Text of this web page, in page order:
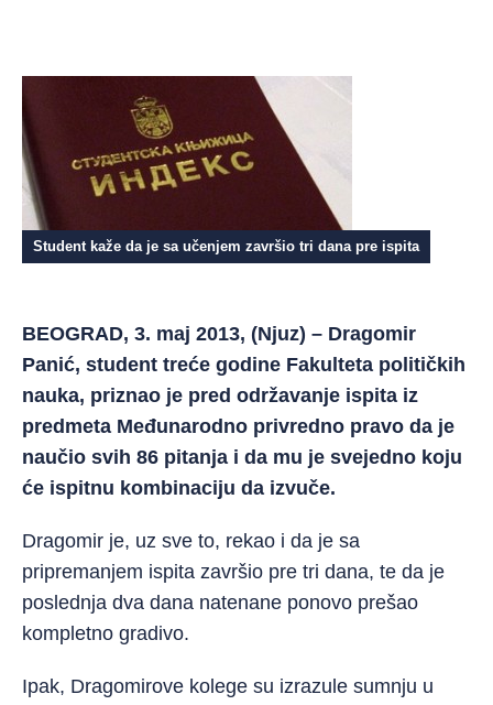
Student kaže da je sa učenjem završio tri dana pre ispita
BEOGRAD, 3. maj 2013, (Njuz) – Dragomir
Panić, student treće godine Fakulteta političkih
nauka, priznao je pred održavanje ispita iz
predmeta Međunarodno privredno pravo da je
naučio svih 86 pitanja i da mu je svejedno koju
će ispitnu kombinaciju da izvuče.
Dragomir je, uz sve to, rekao i da je sa
pripremanjem ispita završio pre tri dana, te da je
poslednja dva dana natenane ponovo prešao
kompletno gradivo.
Ipak, Dragomirove kolege su izrazule sumnju u